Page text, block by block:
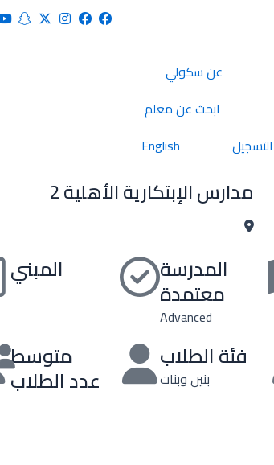
عن سكولي
ابحث عن معلم
التسجيل English
مدارس الإبتكارية الأهلية 2
المدرسة
معتمدة
Advanced
المبني
فئة الطلاب
بنين وبنات
متوسط
عدد الطلاب